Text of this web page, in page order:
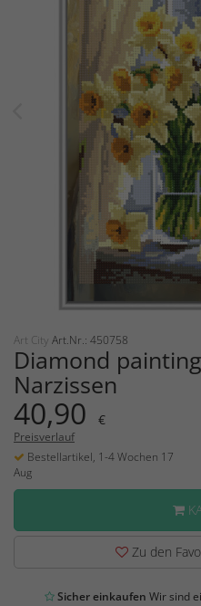
Art City Art.Nr.: 450758
Diamond painting
Narzissen
40,90 €
Preisverlauf
Bestellartikel, 1-4 Wochen 17
Aug
Zu den
Sicher einkaufen Wir sind